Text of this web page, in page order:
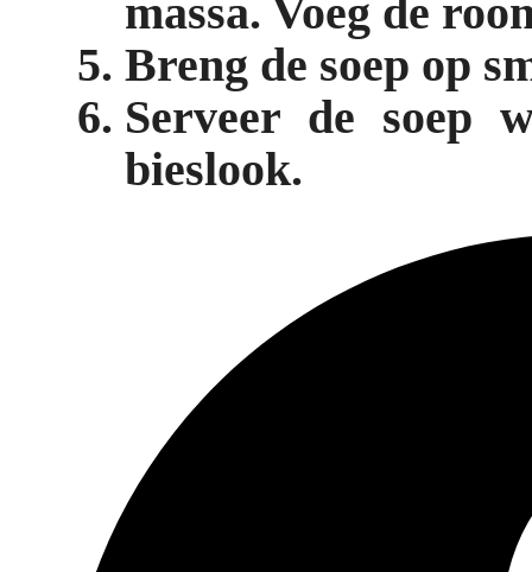
massa. Voeg de
Breng de soep op
Serveer de soep
bieslook.